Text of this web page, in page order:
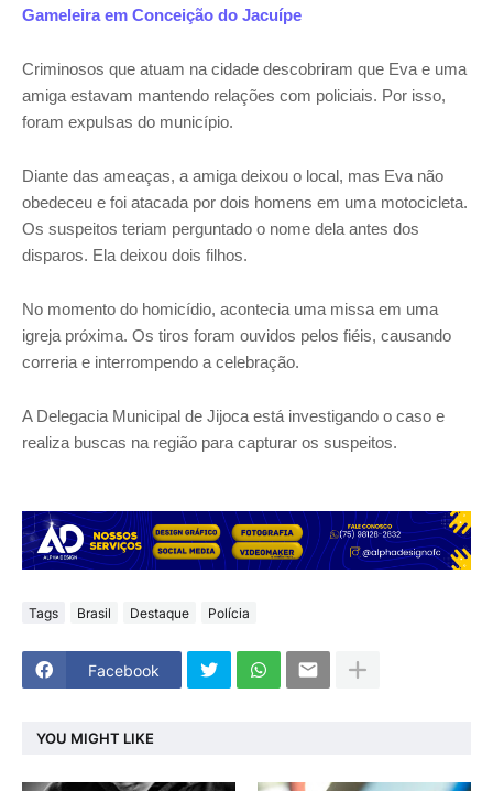
Gameleira em Conceição do Jacuípe
Criminosos que atuam na cidade descobriram que Eva e uma
amiga estavam mantendo relações com policiais. Por isso,
foram expulsas do município.
Diante das ameaças, a amiga deixou o local, mas Eva não
obedeceu e foi atacada por dois homens em uma motocicleta.
Os suspeitos teriam perguntado o nome dela antes dos
disparos. Ela deixou dois filhos.
No momento do homicídio, acontecia uma missa em uma
igreja próxima. Os tiros foram ouvidos pelos fiéis, causando
correria e interrompendo a celebração.
A Delegacia Municipal de Jijoca está investigando o caso e
realiza buscas na região para capturar os suspeitos.
Tags Brasil Destaque Polícia
Facebook
YOU MIGHT LIKE